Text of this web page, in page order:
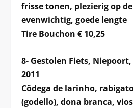
frisse tonen, plezierig op
evenwichtig, goede lengte
Tire Bouchon € 10,25
8- Gestolen Fiets,
2011
Côdega de larinho,
(godello), dona branca,